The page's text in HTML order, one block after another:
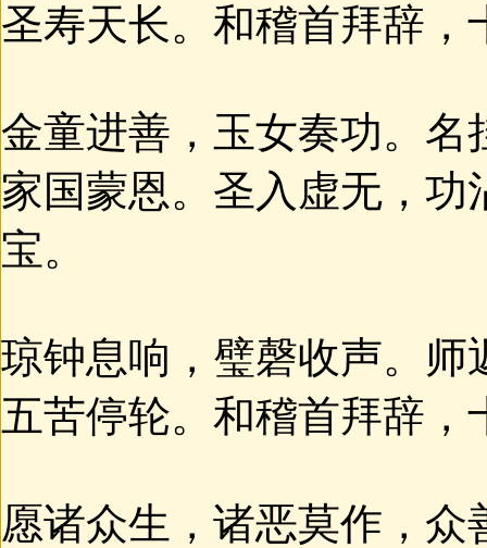
圣寿天长。和稽首拜辞，
金童进善，玉女奏功。
家国蒙恩。圣入虚无，
宝。
琼钟息响，璧磬收声。
五苦停轮。和稽首拜辞，
愿诸众生，诸恶莫作，